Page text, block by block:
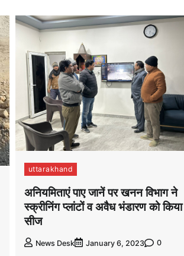
uttarakhand
अनियमिताएं पाए जानें पर खनन विभाग ने
स्क्रीनिंग प्लांटों व अवैध भंडारण को किया
सीज
News Desk January 6, 2023 0